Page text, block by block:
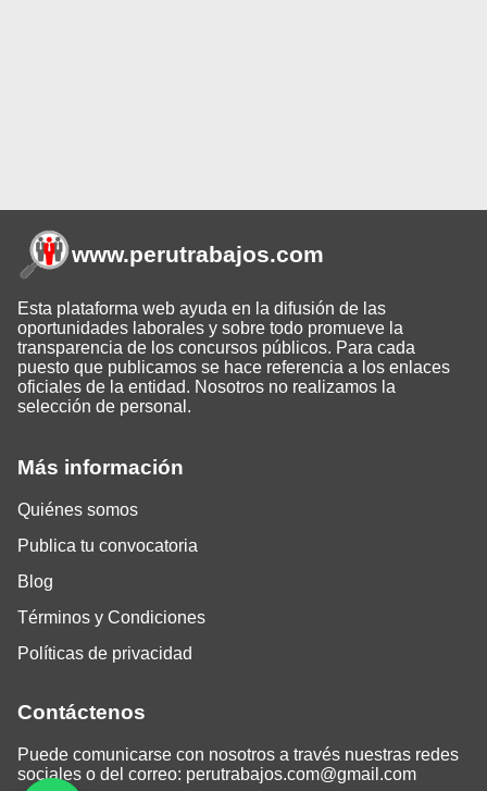
Más información
Quiénes somos
Publica tu convocatoria
Blog
Términos y Condiciones
Políticas de privacidad
Contáctenos
Puede comunicarse con nosotros a través nuestras redes
sociales o del correo: perutrabajos.com@gmail.com
www.perutrabajos.com
Esta plataforma web ayuda en la difusión de las
oportunidades laborales y sobre todo promueve la
transparencia de los concursos públicos. Para cada
puesto que publicamos se hace referencia a los enlaces
oficiales de la entidad. Nosotros no realizamos la
selección de personal.